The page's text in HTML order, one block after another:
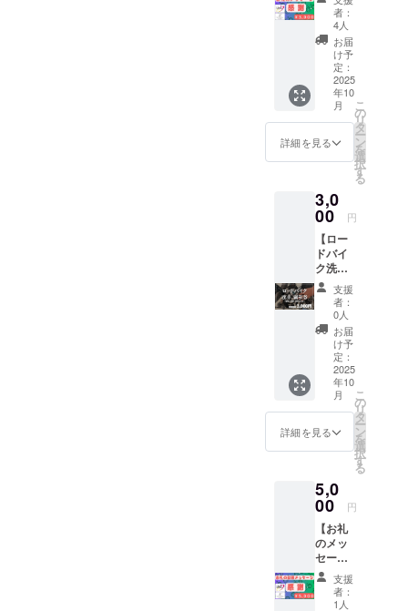
店を初めて
４年、地元
のサイクリ
ストや沖縄
を訪れる皆
さんに支え
られてきま
した。
ド・沖縄
2024」の沖
縄選抜チー
ムや「グラ
ンフォンド
美ら島」の
メカニック
として正式
に起用され
るなど、高
度な技術力
ています。
クトでは、
修理・カス
タム、選手
育成、ロー
ドバイクコ
ンサルティ
ングを通じ
ル）】
感謝の
気持ち
を込め
て、お
礼の
メッ
セージ
をお送
りしま
す。
者：
4人
お届
け予
定：
2025
年10
月
詳細を見る
こ
の
リ
タ
ー
ン
を
選
択
す
る
3,0
00 円
【ロー
ドバイ
ク洗車
割引
券】 通
常の洗
車は
3,500円
での
サービ
スが、
クラ
ファン
限定で
3,000
ンのオ
イル汚
れも超
音波洗
浄し、
車体の
洗車
後、フ
レーム
支援
者：
0人
お届
け予
定：
2025
年10
月
詳細を見る
こ
の
リ
タ
ー
ン
を
選
択
す
る
5,0
00 円
【お礼
のメッ
セージ
動画】
感謝の
気持ち
支援
者：
1人